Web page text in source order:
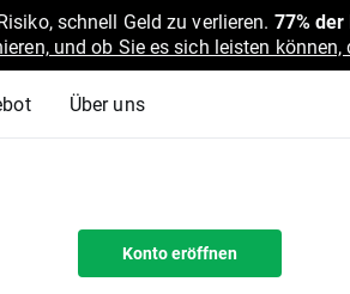
schnell Geld zu verlieren. 77%
und ob Sie es sich leisten
Über uns
Konto eröffnen